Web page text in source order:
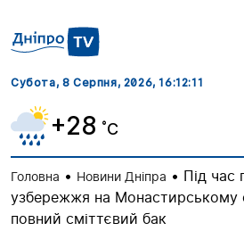
Субота, 8 Серпня, 2026, 16:12:11
+28 ˚C
Головна • Новини Дніпра • Під час
узбережжя на Монастирському
повний сміттєвий бак